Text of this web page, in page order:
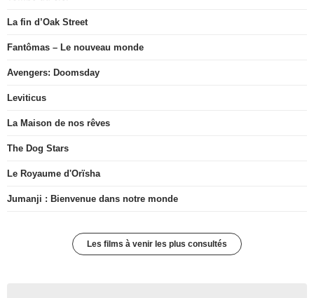
La fin d’Oak Street
Fantômas – Le nouveau monde
Avengers: Doomsday
Leviticus
La Maison de nos rêves
The Dog Stars
Le Royaume d'Orïsha
Jumanji : Bienvenue dans notre monde
Les films à venir les plus consultés